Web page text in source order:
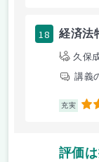
18 経済法
久保
講義
充実 3
評価